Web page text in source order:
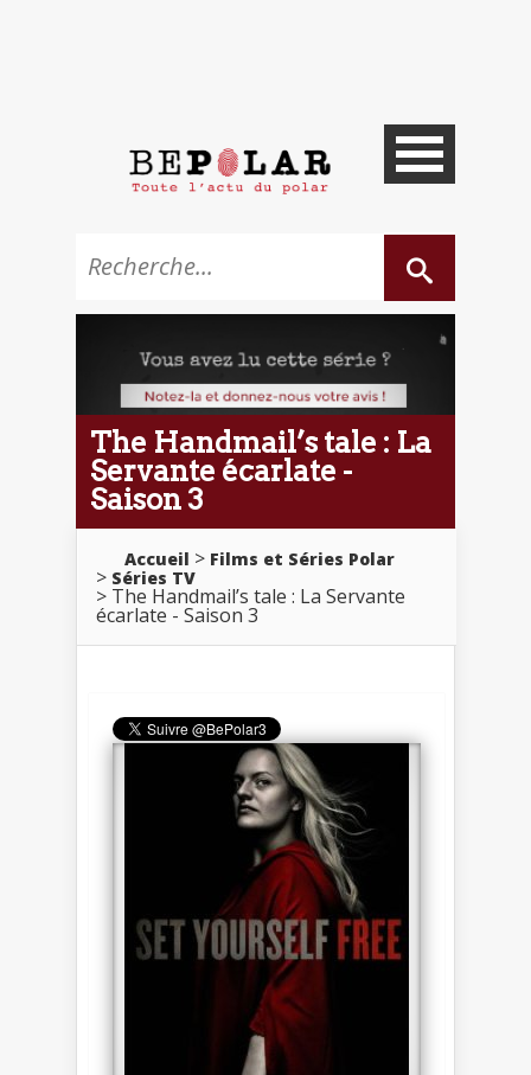
The Handmail’s tale : La
Servante écarlate -
Saison 3
Accueil
Films et Séries Polar
Séries TV
The Handmail’s tale : La Servante
écarlate - Saison 3